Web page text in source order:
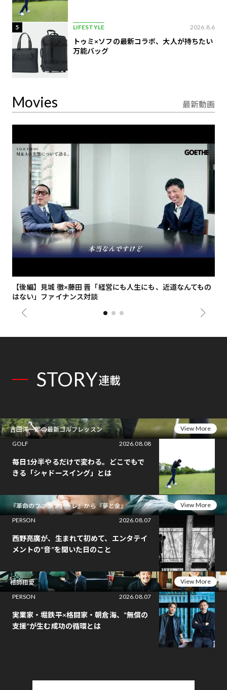
5 LIFESTYLE 2026.8.6
トゥミ×ソフの最新コラボ、大人が持ちたい
万能バッグ
Movies 最新動画
【後編】見城 徹×藤田 晋「経営にも人生にも、近道なんてもの
はない」ファイナンス対談
STORY連載
吉田洋一郎の最新ゴルフレッスン
View More
GOLF
2026.08.08
毎日1分半やるだけで変わる。どこでもで
きる「シャドースイング」とは
『革命のファンファーレ』から『夢と金』
View More
PERSON
2026.08.07
西野亮廣が、生まれて初めて、エンタテイ
メントの“音”を聞いた日のこと
相師相愛
View More
PERSON
2026.08.07
実業家・堀鉄平×格闘家・朝倉海、“無償の
支援”が生む成功の循環とは